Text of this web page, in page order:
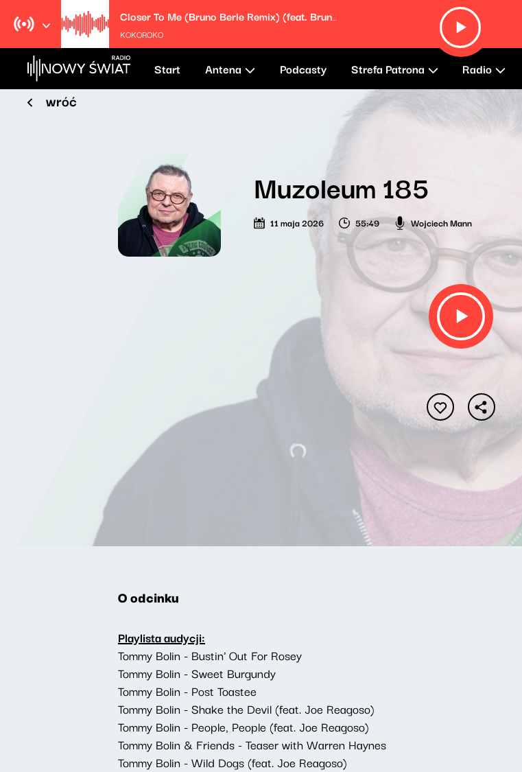
Closer To Me (Bruno Berle Remix) (feat. Bruno Berle)
KOKOROKO
Start Antena Podcasty Strefa Patrona Radio
wróć
Muzoleum 185
11 maja 2026 55:49 Wojciech Mann
O odcinku
Playlista audycji:
Tommy Bolin - Bustin' Out For Rosey
Tommy Bolin - Sweet Burgundy
Tommy Bolin - Post Toastee
Tommy Bolin - Shake the Devil (feat. Joe Reagoso)
Tommy Bolin - People, People (feat. Joe Reagoso)
Tommy Bolin & Friends - Teaser with Warren Haynes
Tommy Bolin - Wild Dogs (feat. Joe Reagoso)